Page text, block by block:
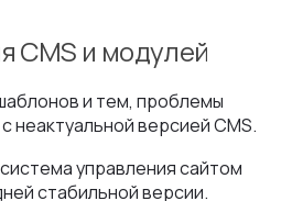
CMS и модулей
и тем, проблемы
неактуальной версией CMS.
управления сайтом
стабильной версии.